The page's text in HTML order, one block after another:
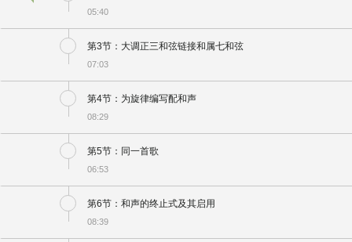
05:40
第3节：大调正三和弦链接和属七和弦
07:03
第4节：为旋律编写配和声
08:29
第5节：同一首歌
06:53
第6节：和声的终止式及其启用
08:39